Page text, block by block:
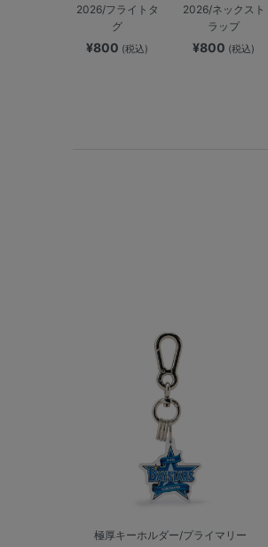
2026/フライトタ
グ
¥800 (税込)
2026/ネックスト
ラップ
¥800 (税込)
極厚キーホルダー/プライマリー